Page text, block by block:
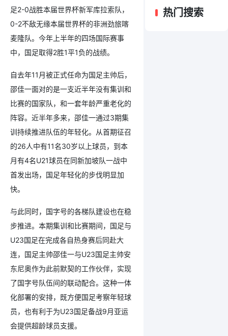
足2-0战胜本届世界杯新军库拉索队，
0-2不敌无缘本届世界杯的非洲劲旅喀
麦隆队。今年上半年的四场国际赛事
中，国足取得2胜1平1负的战绩。
自去年11月被正式任命为国足主帅后，
邵佳一面对的是一支近半年没有集训和
比赛的国家队，和一套年龄严重老化的
阵容。近半年多来，邵佳一通过3期集
训持续推进队伍的年轻化。从首期征召
的26人中有11名30岁以上球员，到本
月有4名U21球员在同新加坡队一战中
首发出场，国足年轻化的步伐明显加
快。
与此同时，国字号的各梯队建设也在稳
步推进。本期集训和比赛期间，国足与
U23国足在完成各自热身赛后同赴大
连，国足主帅邵佳一与U23国足主帅安
东尼奥作为此前默契的工作伙伴，实现
了国字号队伍间的联动配合。这种一体
化部署的安排，既方便国足考察年轻球
员，也有利于为U23国足备战9月亚运
会提供超龄球员支援。
热门搜索